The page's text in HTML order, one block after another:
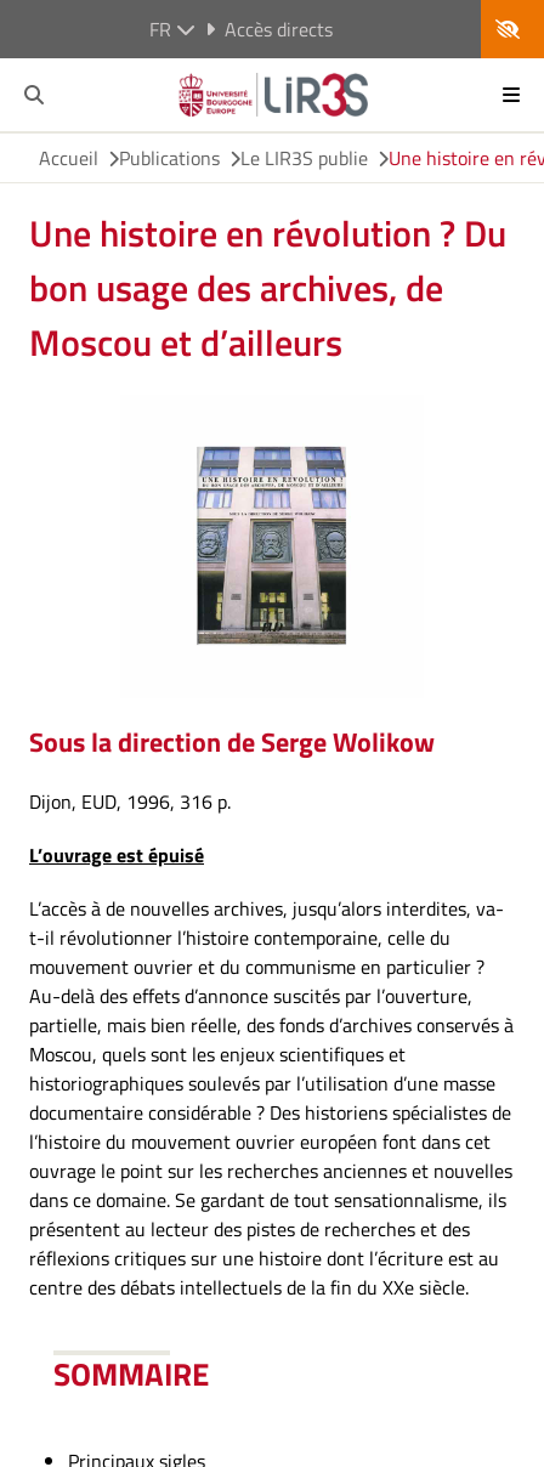
FR Accès directs
Accueil Publications Le LIR3S publie Une histoire en
Une histoire en révolution ? Du
bon usage des archives, de
Moscou et d’ailleurs
Sous la direction de Serge Wolikow
Dijon, EUD, 1996, 316 p.
L’ouvrage est épuisé
L’accès à de nouvelles archives, jusqu’alors interdites, va-
t-il révolutionner l’histoire contemporaine, celle du
mouvement ouvrier et du communisme en particulier ?
Au-delà des effets d’annonce suscités par l’ouverture,
partielle, mais bien réelle, des fonds d’archives conservés à
Moscou, quels sont les enjeux scientifiques et
historiographiques soulevés par l’utilisation d’une masse
documentaire considérable ? Des historiens spécialistes de
l’histoire du mouvement ouvrier européen font dans cet
ouvrage le point sur les recherches anciennes et nouvelles
dans ce domaine. Se gardant de tout sensationnalisme, ils
présentent au lecteur des pistes de recherches et des
réflexions critiques sur une histoire dont l’écriture est au
centre des débats intellectuels de la fin du XXe siècle.
SOMMAIRE
Principaux sigles